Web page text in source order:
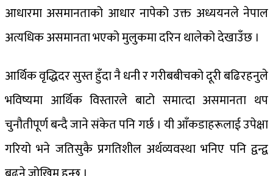
आधारमा असमानताको आधार नापेको उक्त अध्ययनले नेपाल
अत्यधिक असमानता भएको मुलुकमा दरिन थालेको देखाउँछ ।
आर्थिक वृद्धिदर सुस्त हुँदा नै धनी र गरीबबीचको दूरी बढिरहनुले
भविष्यमा आर्थिक विस्तारले बाटो समात्दा असमानता थप
चुनौतीपूर्ण बन्दै जाने संकेत पनि गर्छ । यी आँकडाहरूलाई उपेक्षा
गरियो भने जतिसुकै प्रगतिशील अर्थव्यवस्था भनिए पनि द्वन्द्व